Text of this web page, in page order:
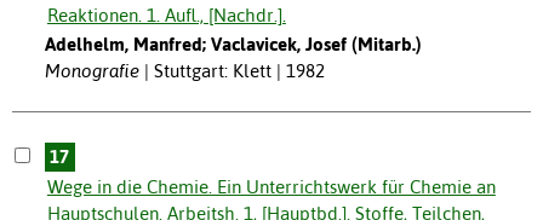
Reaktionen. 1. Aufl., [Nachdr.].
Adelhelm, Manfred; Vaclavicek, Josef (Mitarb.)
Monografie
Stuttgart: Klett | 1982
17
Wege in die Chemie. Ein Unterrichtswerk für Chemie an
Hauptschulen. Arbeitsh. 1, [Hauptbd.]. Stoffe, Teilchen,